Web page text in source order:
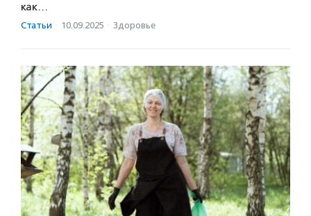
как…
Статьи · 10.09.2025 · Здоровье